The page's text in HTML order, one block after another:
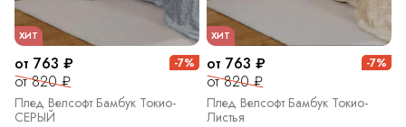
ХИТ
от 763 ₽
от 820 ₽
-7%
Плед Велсофт Бамбук Токио-
СЕРЫЙ
ХИТ
от 763 ₽
от 820 ₽
-7%
Плед Велсофт Бамбук Токио-
Листья